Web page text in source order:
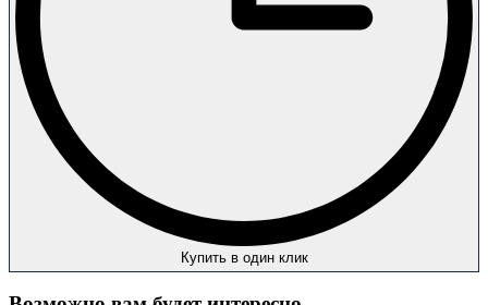
Купить в один клик